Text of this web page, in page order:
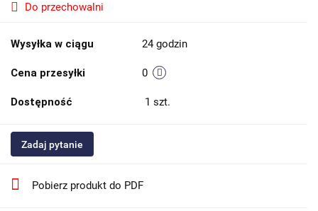
Do przechowalni
Wysyłka w ciągu 24 godzin
Cena przesyłki 0
Dostępność 1 szt.
Zadaj pytanie
Pobierz produkt do PDF